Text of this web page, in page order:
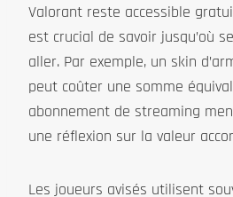
Valorant reste accessible
est crucial de savoir jusqu’où
aller. Par exemple, un skin
peut coûter une somme
abonnement de streaming
une réflexion sur la valeur
Les joueurs avisés utilisent